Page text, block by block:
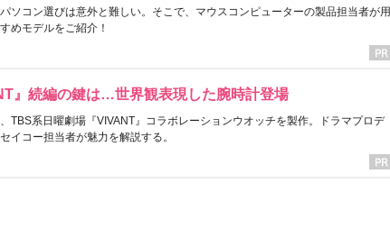
ソコン選びは意外と難しい。そこで、マウスコンピューターの製品担当者が用
めモデルをご紹介！
』続編の鍵は…世界観表現した腕時計登場
TBS系日曜劇場『VIVANT』コラボレーションウオッチを製作。ドラマプロデ
イコー担当者が魅力を解説する。